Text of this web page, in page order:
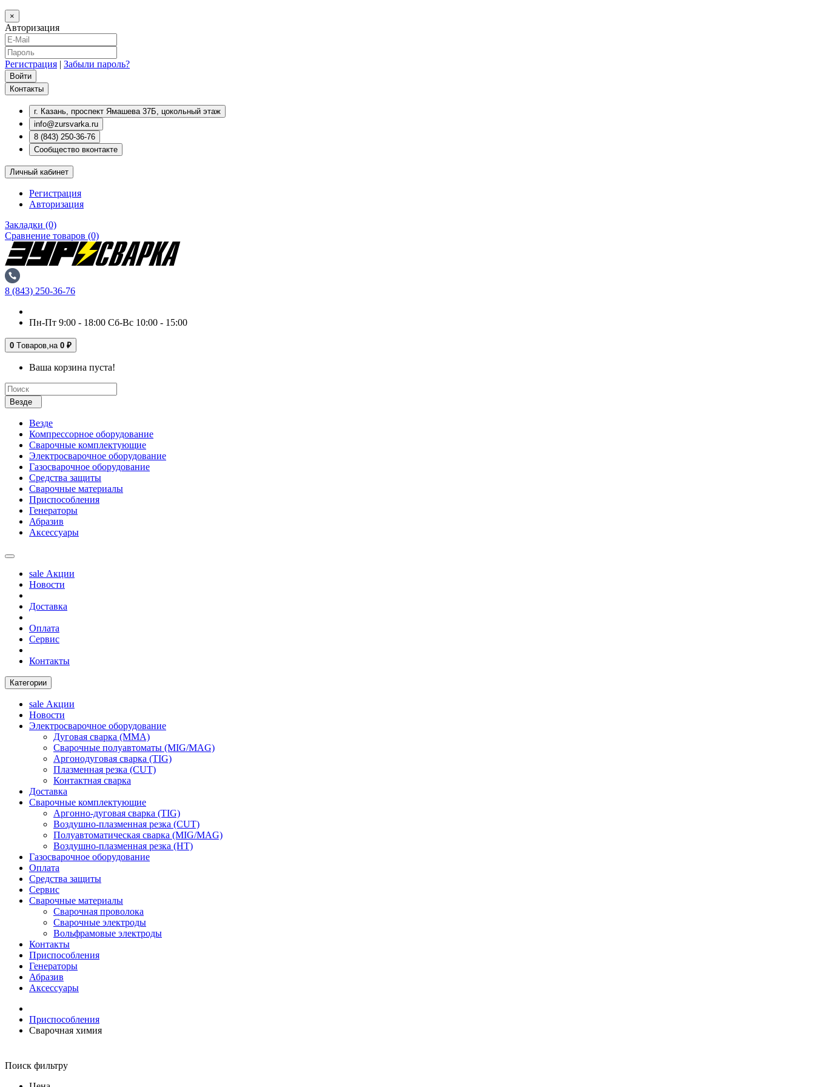
×
Авторизация
Регистрация | Забыли пароль?
Контакты
г. Казань, проспект Ямашева 37Б, цокольный этаж
info@zursvarka.ru
8 (843) 250-36-76
Сообщество вконтакте
Личный кабинет
Регистрация
Авторизация
Закладки (0)
Сравнение товаров (0)
8 (843) 250-36-76
Пн-Пт 9:00 - 18:00 Сб-Вс 10:00 - 15:00
0 Tоваров,на 0 ₽
Ваша корзина пуста!
Везде
Везде
Компрессорное оборудование
Сварочные комплектующие
Электросварочное оборудование
Газосварочное оборудование
Средства защиты
Сварочные материалы
Приспособления
Генераторы
Абразив
Аксессуары
sale Акции
Новости
Доставка
Оплата
Сервис
Контакты
Категории
sale Акции
Новости
Электросварочное оборудование
Дуговая сварка (MMA)
Сварочные полуавтоматы (MIG/MAG)
Аргонодуговая сварка (TIG)
Плазменная резка (CUT)
Контактная сварка
Доставка
Сварочные комплектующие
Аргонно-дуговая сварка (TIG)
Воздушно-плазменная резка (CUT)
Полуавтоматическая сварка (MIG/MAG)
Воздушно-плазменная резка (HT)
Газосварочное оборудование
Оплата
Средства защиты
Сервис
Сварочные материалы
Сварочная проволока
Сварочные электроды
Вольфрамовые электроды
Контакты
Приспособления
Генераторы
Абразив
Аксессуары
Приспособления
Сварочная химия
Поиск фильтру